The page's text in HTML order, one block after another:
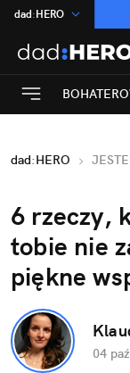
dad:HERO
:Temat
INN:Poland
ASZ:dziennik
Rozrywka
dad:HERO
6 rzeczy,
tobie nie
piękne
04